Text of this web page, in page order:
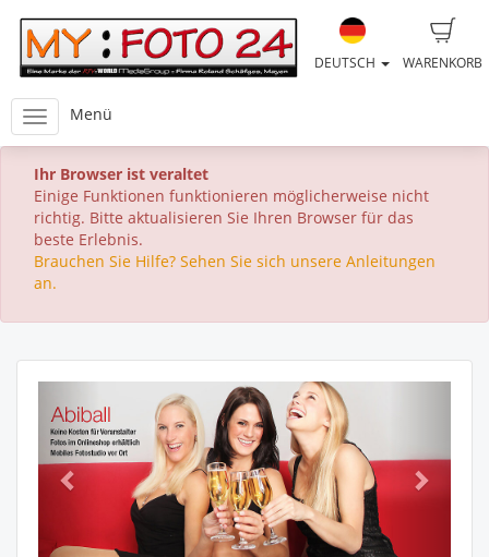
WARENKORB
DEUTSCH
Menü
Ihr Browser ist veraltet
Einige Funktionen funktionieren möglicherweise nicht
richtig. Bitte aktualisieren Sie Ihren Browser für das
beste Erlebnis.
Brauchen Sie Hilfe? Sehen Sie sich unsere Anleitungen
an.